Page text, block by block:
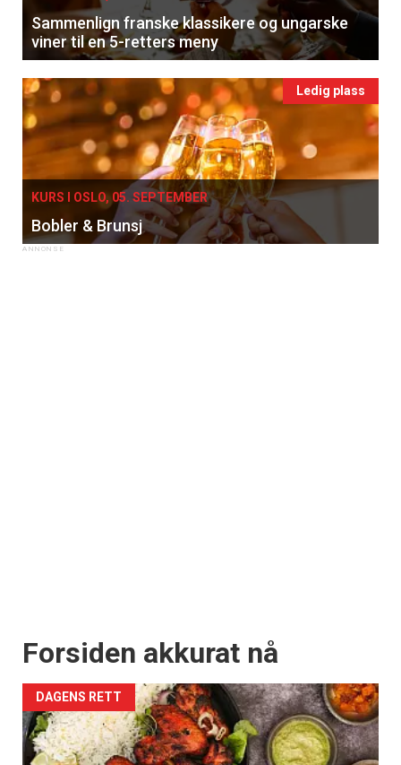
Sammenlign franske klassikere og ungarske
viner til en 5-retters meny
Ledig plass
KURS I OSLO, 05. SEPTEMBER
Bobler & Brunsj
Forsiden akkurat nå
DAGENS RETT